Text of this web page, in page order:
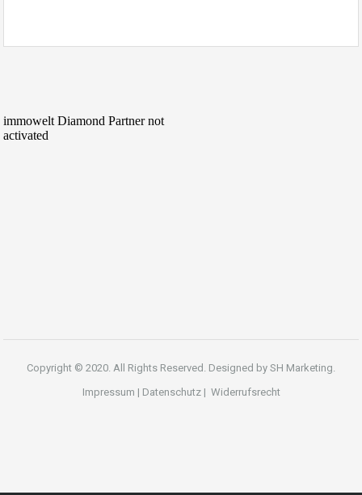
Copyright © 2020. All Rights Reserved. Designed by SH Marketing.
Impressum | Datenschutz| Widerrufsrecht